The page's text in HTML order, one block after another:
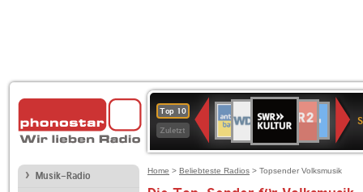
Top 10
Zuletzt
80er
90er
OLDIE
ANTENNE
SWR3
WDR
4
BR-
KLASSIK
Deutschlandfunk
Kultur
ANTENNE
BAYERN
2
Kultur2
Musik-Radio Home > Beliebteste Radios > Topsender Volksmusik